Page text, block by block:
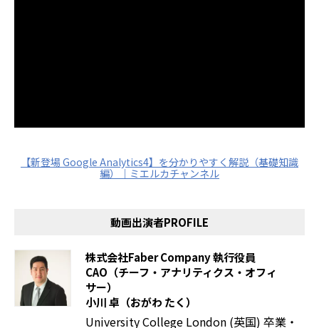
【新登場 Google Analytics4】を分かりやすく解説（基礎知識
編）｜ミエルカチャンネル
動画出演者PROFILE
株式会社Faber Company 執行役員
CAO（チーフ・アナリティクス・オフィ
サー）
小川 卓（おがわ たく）
University College London (英国) 卒業・